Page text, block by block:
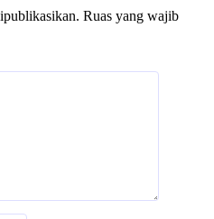
Ruas yang wajib